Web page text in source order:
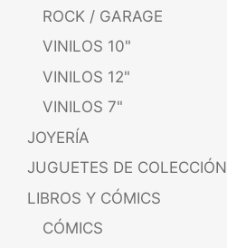
ROCK / GARAGE
VINILOS 10"
VINILOS 12"
VINILOS 7"
JOYERÍA
JUGUETES DE COLECCIÓN
LIBROS Y CÓMICS
CÓMICS